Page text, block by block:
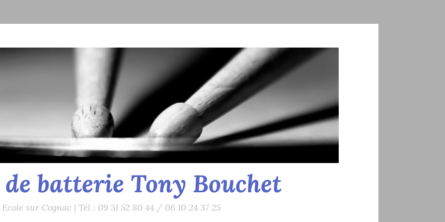
de batterie Tony Bouchet
Ecole sur Cognac | Tél : 09 51 52 80 44 / 06 10 24 37 25